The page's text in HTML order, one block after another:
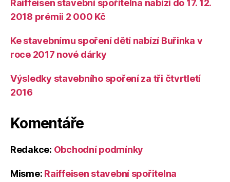
Raiffeisen stavební spořitelna nabízí do 17. 12.
2018 prémii 2 000 Kč
Ke stavebnímu spoření dětí nabízí Buřinka v
roce 2017 nové dárky
Výsledky stavebního spoření za tři čtvrtletí
2016
Komentáře
Redakce: Obchodní podmínky
Misme: Raiffeisen stavební spořitelna